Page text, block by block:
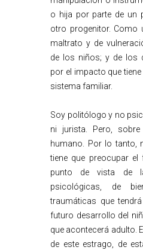
o hija por parte de un
otro progenitor. Como
maltrato y de
de los niños; y de los
por el impacto que
sistema familiar.
Soy politólogo y no
ni jurista. Pero,
humano. Por lo tanto,
tiene que preocupar el
punto de vista de
psicológicas, de
traumáticas que
futuro desarrollo del
que acontecerá adulto.
de este estrago, de